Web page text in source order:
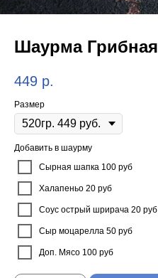
Шаурма Грибная
449 р.
Размер
Добавить в шаурму
Сырная шапка 100 руб
Халапеньо 20 руб
Соус острый шрирача 20 руб
Сыр моцарелла 50 руб
Доп. Мясо 100 руб